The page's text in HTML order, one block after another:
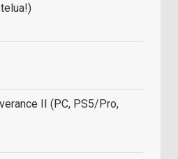
II (PC, PS5/Pro,